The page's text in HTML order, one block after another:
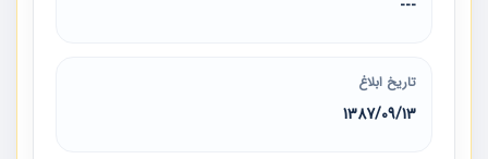
---
تاریخ ابلاغ
1387/09/13